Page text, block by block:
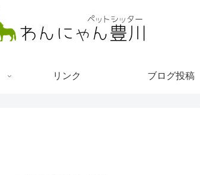
リンク ブログ投稿